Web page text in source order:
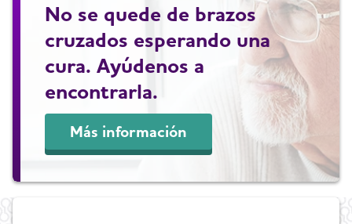
No se quede de brazos
cruzados esperando una
cura. Ayúdenos a
encontrarla.
Más información